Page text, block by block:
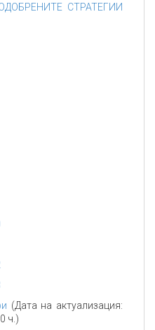
СТРАТЕГИИ
(Дата на актуализация:
ч.)